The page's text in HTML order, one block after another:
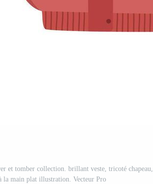
et tomber collection. brillant veste, tricoté chapeau,
la main plat illustration. Vecteur Pro